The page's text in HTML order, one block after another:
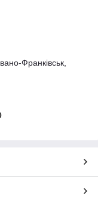
Франківськ,